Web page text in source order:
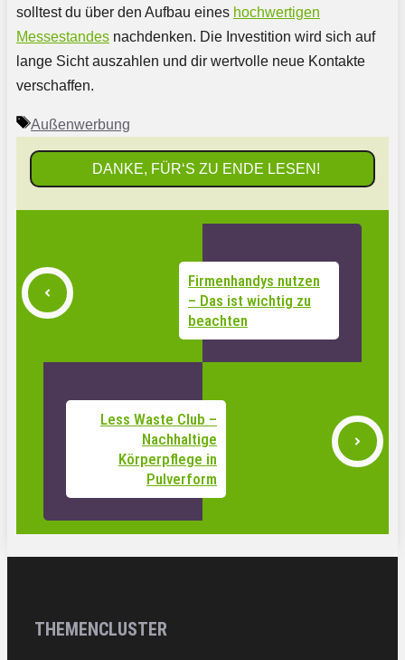
solltest du über den Aufbau eines hochwertigen
Messestandes nachdenken. Die Investition wird sich auf
lange Sicht auszahlen und dir wertvolle neue Kontakte
verschaffen.
Schlagwörter
Außenwerbung
DANKE, FÜR‘S ZU ENDE LESEN!
Firmenhandys nutzen
– Das ist wichtig zu
beachten
Less Waste Club –
Nachhaltige
Körperpflege in
Pulverform
THEMENCLUSTER